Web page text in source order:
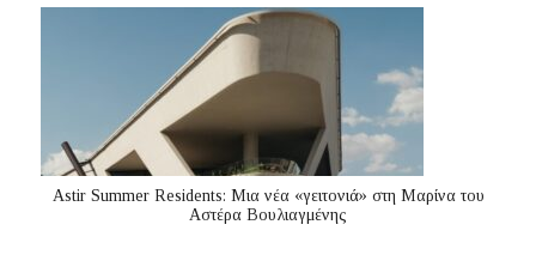
Astir Summer Residents: Μια νέα «γειτονιά» στη Μαρίνα του
Αστέρα Βουλιαγμένης